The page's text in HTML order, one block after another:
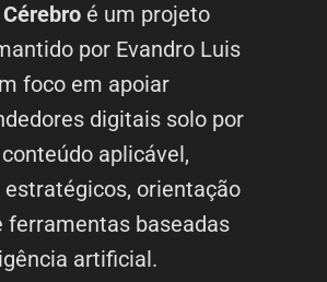
é um projeto
por Evandro Luis
foco em apoiar
digitais solo por
aplicável,
orientação
ferramentas baseadas
artificial.